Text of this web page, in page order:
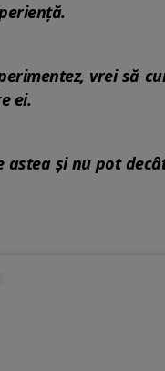
vrei să
ei.
astea și nu pot